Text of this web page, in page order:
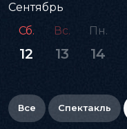
Сентябрь
Сб.
12
Вс.
13
Пн.
14
Все Спектакль